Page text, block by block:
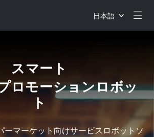
日本語
スマート
ロモーションロボッ
ト
マーケット向けサービスロボットソ